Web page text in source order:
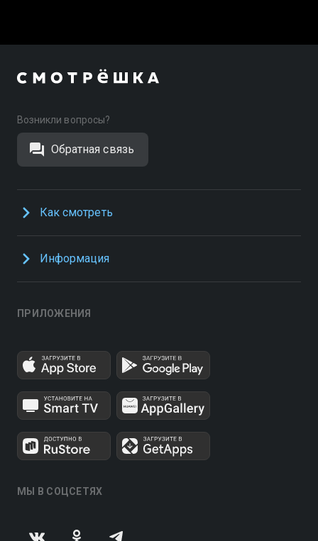
Возникли вопросы?
Обратная связь
Как смотреть
Информация
ПРИЛОЖЕНИЯ
МЫ В СОЦСЕТЯХ